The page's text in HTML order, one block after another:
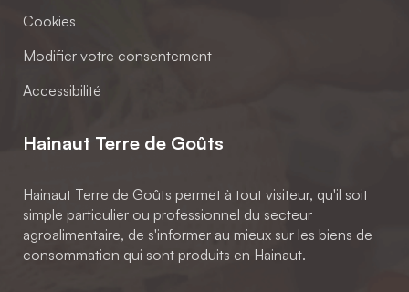
Cookies
Modifier votre consentement
Accessibilité
Hainaut Terre de Goûts
Hainaut Terre de Goûts permet à tout visiteur, qu'il soit
simple particulier ou professionnel du secteur
agroalimentaire, de s'informer au mieux sur les biens de
consommation qui sont produits en Hainaut.